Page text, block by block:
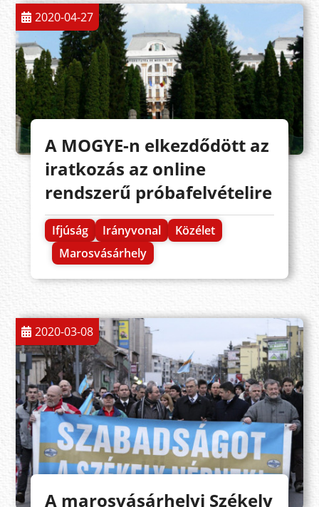
2020-04-27
A MOGYE-n elkezdődött az
iratkozás az online
rendszerű próbafelvételire
Ifjúság Irányvonal
Közélet
Marosvásárhely
2020-03-08
A marosvásárhelyi Székely